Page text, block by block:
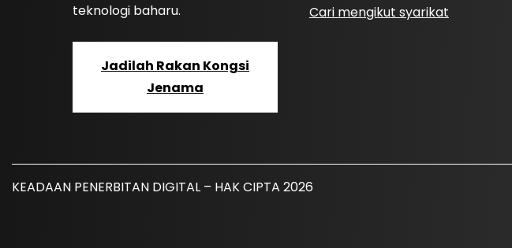
teknologi baharu.
Jadilah Rakan Kongsi
Jenama
Cari mengikut syarikat
KEADAAN PENERBITAN DIGITAL – HAK CIPTA 2026